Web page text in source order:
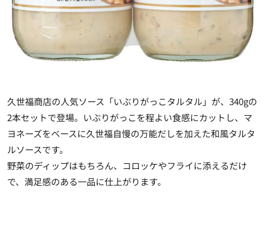
久世福商店の人気ソース「いぶりがっこタルタル」が、340gの
2本セットで登場。いぶりがっこを程よい食感にカットし、マ
ヨネーズをベースに久世福自慢の万能だしを加えた和風タルタ
ルソースです。
野菜のディップはもちろん、コロッケやフライに添えるだけ
で、満足感のある一品に仕上がります。